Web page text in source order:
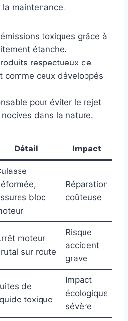
maintenance.
toxiques grâce à
étanche.
respectueux de
comme ceux développés
pour éviter le rejet
dans la nature.
Détail Impact
bloc
Réparation
coûteuse
moteur
sur route
Risque
accident
grave
de
toxique
Impact
écologique
sévère